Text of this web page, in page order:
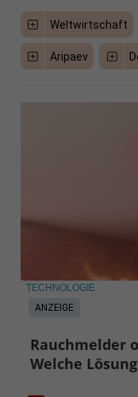
Weltwirtschaft
Aripaev
ANZEIGE
TECHNOLOGIE
Rauchmelder
Welche